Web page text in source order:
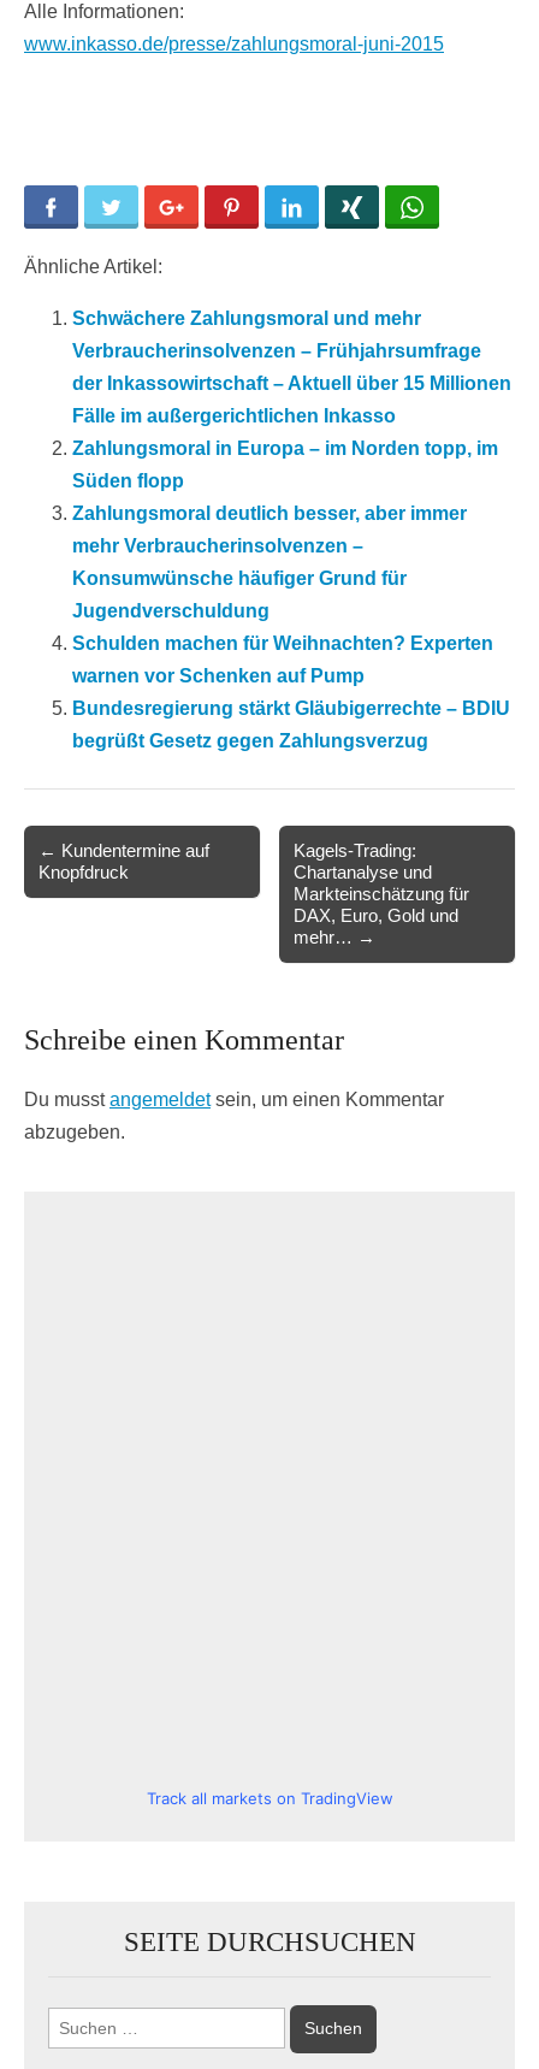
Alle Informationen:
www.inkasso.de/presse/zahlungsmoral-juni-2015
Facebook Twitter Google+ Pinterest LinkedIn
Ähnliche Artikel:
Schwächere Zahlungsmoral und mehr
Verbraucherinsolvenzen – Frühjahrsumfrage
der Inkassowirtschaft – Aktuell über 15 Millionen
Fälle im außergerichtlichen Inkasso
Zahlungsmoral in Europa – im Norden topp, im
Süden flopp
Zahlungsmoral deutlich besser, aber immer
mehr Verbraucherinsolvenzen –
Konsumwünsche häufiger Grund für
Jugendverschuldung
Schulden machen für Weihnachten? Experten
warnen vor Schenken auf Pump
Bundesregierung stärkt Gläubigerrechte – BDIU
begrüßt Gesetz gegen Zahlungsverzug
navigation
← Kundentermine auf
Knopfdruck
Kagels-Trading:
Chartanalyse und
Markteinschätzung für
DAX, Euro, Gold und
mehr… →
Schreibe einen Kommentar
Du musstangemeldetsein, um einen Kommentar
abzugeben.
Track all markets on TradingView
SEITE DURCHSUCHEN
Suchen
nach: